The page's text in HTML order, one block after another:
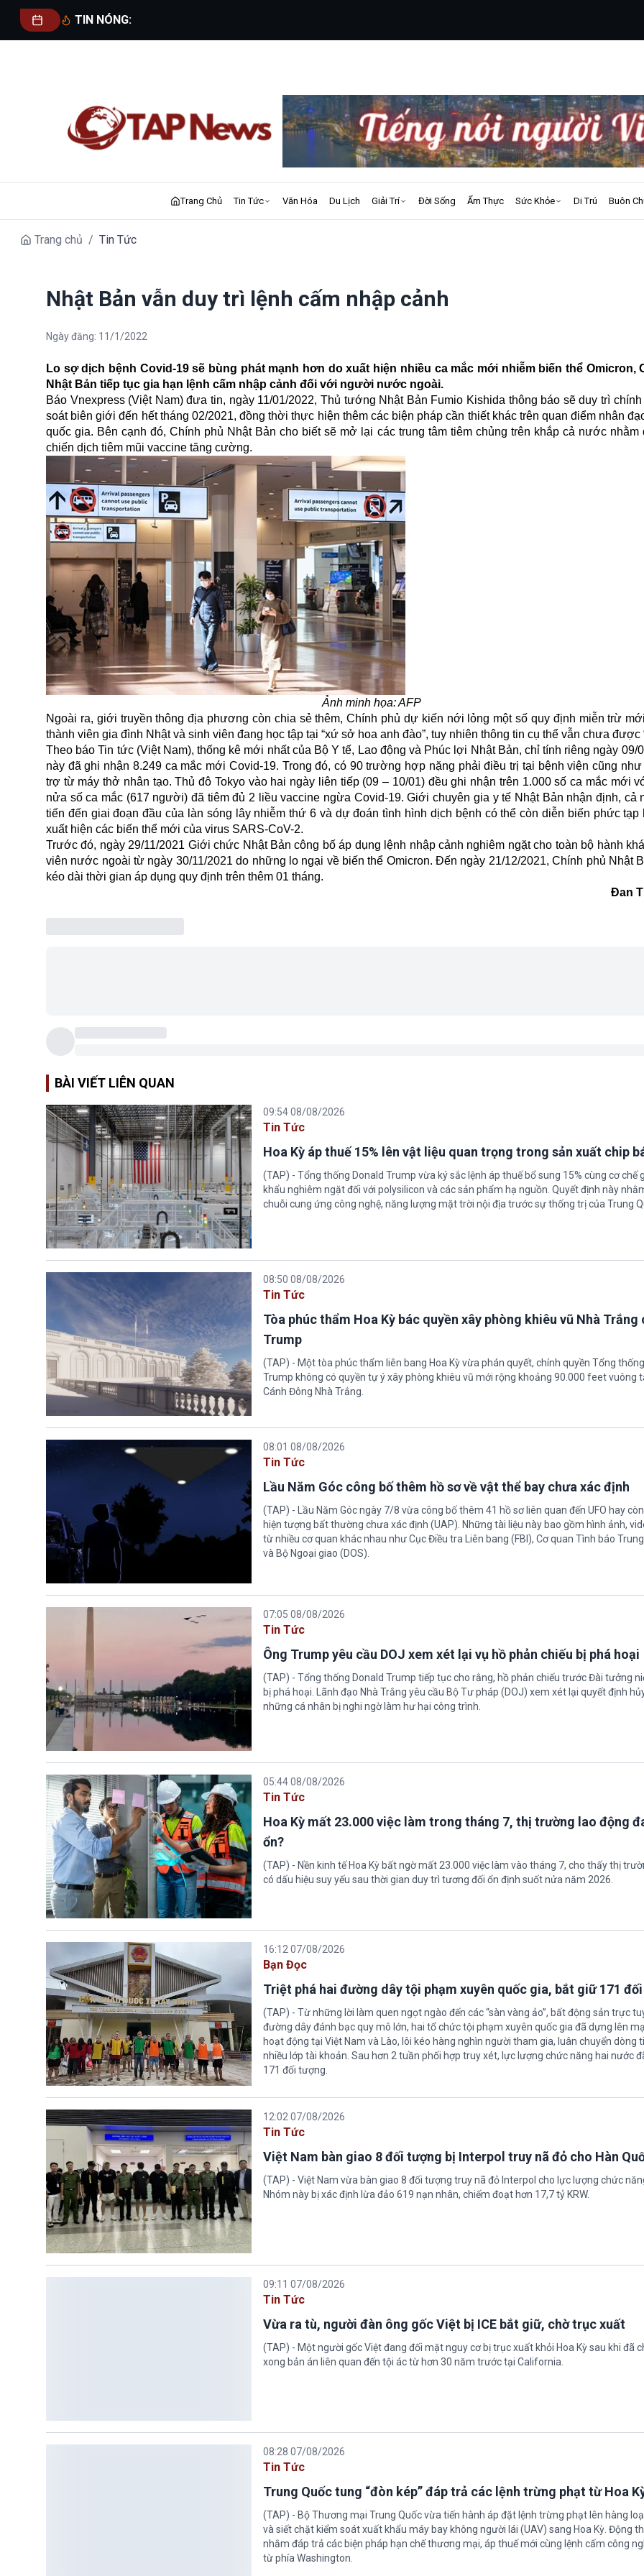
TIN NÓNG:
Trang Chủ Tin Tức Văn Hóa Du Lịch Giải Trí Đời Sống Ẩm Thực Sức Khỏe Di Trú Buôn
Trang chủ / Tin Tức
Nhật Bản vẫn duy trì lệnh cấm nhập cảnh
Ngày đăng: 11/1/2022
Lo sợ dịch bệnh Covid-19 sẽ bùng phát mạnh hơn do xuất hiện nhiều ca mắc mới nhiễm biến thể Omicron,
Nhật Bản tiếp tục gia hạn lệnh cấm nhập cảnh đối với người nước ngoài.
Báo Vnexpress (Việt Nam) đưa tin, ngày 11/01/2022, Thủ tướng Nhật Bản Fumio Kishida thông báo sẽ duy trì
soát biên giới đến hết tháng 02/2021, đồng thời thực hiện thêm các biện pháp cần thiết khác trên quan điểm nhân
quốc gia. Bên cạnh đó, Chính phủ Nhật Bản cho biết sẽ mở lại các trung tâm tiêm chủng trên khắp cả nước nhằm
chiến dịch tiêm mũi vaccine tăng cường.
Ảnh minh họa: AFP
Ngoài ra, giới truyền thông địa phương còn chia sẻ thêm, Chính phủ dự kiến nới lỏng một số quy định miễn trừ
thành viên gia đình Nhật và sinh viên đang học tập tại “xứ sở hoa anh đào”, tuy nhiên thông tin cụ thể vẫn chưa được
Theo báo Tin tức (Việt Nam), thống kê mới nhất của Bộ Y tế, Lao động và Phúc lợi Nhật Bản, chỉ tính riêng ngày 09/
này đã ghi nhận 8.249 ca mắc mới Covid-19. Trong đó, có 90 trường hợp nặng phải điều trị tại bệnh viện cũng
trợ từ máy thở nhân tạo. Thủ đô Tokyo vào hai ngày liên tiếp (09 – 10/01) đều ghi nhận trên 1.000 số ca mắc mới
nửa số ca mắc (617 người) đã tiêm đủ 2 liều vaccine ngừa Covid-19. Giới chuyên gia y tế Nhật Bản nhận định, cả
tiến đến giai đoạn đầu của làn sóng lây nhiễm thứ 6 và dự đoán tình hình dịch bệnh có thể còn diễn biến phức
xuất hiện các biến thể mới của virus SARS-CoV-2.
Trước đó, ngày 29/11/2021 Giới chức Nhật Bản công bố áp dụng lệnh nhập cảnh nghiêm ngặt cho toàn bộ hành
viên nước ngoài từ ngày 30/11/2021 do những lo ngại về biến thể Omicron. Đến ngày 21/12/2021, Chính phủ Nhật
kéo dài thời gian áp dụng quy định trên thêm 01 tháng.
Đan
BÀI VIẾT LIÊN QUAN
09:54 08/08/2026
Tin Tức
Hoa Kỳ áp thuế 15% lên vật liệu quan trọng trong sản xuất chip
(TAP) - Tổng thống Donald Trump vừa ký sắc lệnh áp thuế bổ sung 15% cùng cơ chế
khẩu nghiêm ngặt đối với polysilicon và các sản phẩm hạ nguồn. Quyết định này
chuỗi cung ứng công nghệ, năng lượng mặt trời nội địa trước sự thống trị của Trung
08:50 08/08/2026
Tin Tức
Tòa phúc thẩm Hoa Kỳ bác quyền xây phòng khiêu vũ Nhà Trắng
Trump
(TAP) - Một tòa phúc thẩm liên bang Hoa Kỳ vừa phán quyết, chính quyền Tổng
Trump không có quyền tự ý xây phòng khiêu vũ mới rộng khoảng 90.000 feet vuông
Cánh Đông Nhà Trắng.
08:01 08/08/2026
Tin Tức
Lầu Năm Góc công bố thêm hồ sơ về vật thể bay chưa xác định
(TAP) - Lầu Năm Góc ngày 7/8 vừa công bố thêm 41 hồ sơ liên quan đến UFO hay
hiện tượng bất thường chưa xác định (UAP). Những tài liệu này bao gồm hình ảnh,
từ nhiều cơ quan khác nhau như Cục Điều tra Liên bang (FBI), Cơ quan Tình báo
và Bộ Ngoại giao (DOS).
07:05 08/08/2026
Tin Tức
Ông Trump yêu cầu DOJ xem xét lại vụ hồ phản chiếu bị phá hoại
(TAP) - Tổng thống Donald Trump tiếp tục cho rằng, hồ phản chiếu trước Đài tưởng
bị phá hoại. Lãnh đạo Nhà Trắng yêu cầu Bộ Tư pháp (DOJ) xem xét lại quyết định
những cá nhân bị nghi ngờ làm hư hại công trình.
05:44 08/08/2026
Tin Tức
Hoa Kỳ mất 23.000 việc làm trong tháng 7, thị trường lao động
ổn?
(TAP) - Nền kinh tế Hoa Kỳ bất ngờ mất 23.000 việc làm vào tháng 7, cho thấy thị
có dấu hiệu suy yếu sau thời gian duy trì tương đối ổn định suốt nửa năm 2026.
16:12 07/08/2026
Bạn Đọc
Triệt phá hai đường dây tội phạm xuyên quốc gia, bắt giữ 171
(TAP) - Từ những lời làm quen ngọt ngào đến các “sàn vàng ảo”, bất động sản trực
đường dây đánh bạc quy mô lớn, hai tổ chức tội phạm xuyên quốc gia đã dựng lên
hoạt động tại Việt Nam và Lào, lôi kéo hàng nghìn người tham gia, luân chuyển dòng
nhiều lớp tài khoản. Sau hơn 2 tuần phối hợp truy xét, lực lượng chức năng hai nước
171 đối tượng.
12:02 07/08/2026
Tin Tức
Việt Nam bàn giao 8 đối tượng bị Interpol truy nã đỏ cho Hàn
(TAP) - Việt Nam vừa bàn giao 8 đối tượng truy nã đỏ Interpol cho lực lượng chức
Nhóm này bị xác định lừa đảo 619 nạn nhân, chiếm đoạt hơn 17,7 tỷ KRW.
09:11 07/08/2026
Tin Tức
Vừa ra tù, người đàn ông gốc Việt bị ICE bắt giữ, chờ trục xuất
(TAP) - Một người gốc Việt đang đối mặt nguy cơ bị trục xuất khỏi Hoa Kỳ sau khi đã
xong bản án liên quan đến tội ác từ hơn 30 năm trước tại California.
08:28 07/08/2026
Tin Tức
Trung Quốc tung “đòn kép” đáp trả các lệnh trừng phạt từ Hoa
(TAP) - Bộ Thương mại Trung Quốc vừa tiến hành áp đặt lệnh trừng phạt lên hàng
và siết chặt kiểm soát xuất khẩu máy bay không người lái (UAV) sang Hoa Kỳ. Động
nhằm đáp trả các biện pháp hạn chế thương mại, áp thuế mới cùng lệnh cấm công
từ phía Washington.